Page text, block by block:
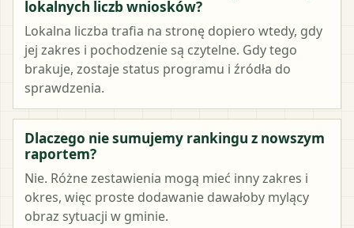
lokalnych liczb wniosków?
Lokalna liczba trafia na stronę dopiero wtedy, gdy
jej zakres i pochodzenie są czytelne. Gdy tego
brakuje, zostaje status programu i źródła do
sprawdzenia.
Dlaczego nie sumujemy rankingu z nowszym
raportem?
Nie. Różne zestawienia mogą mieć inny zakres i
okres, więc proste dodawanie dawałoby mylący
obraz sytuacji w gminie.